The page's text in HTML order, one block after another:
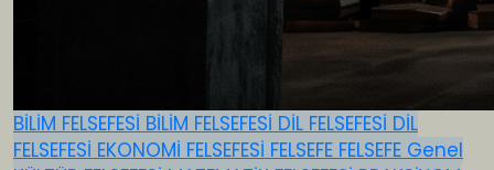
BİLİM FELSEFESİ BİLİM FELSEFESİ DİL FELSEFESİ DİL
FELSEFESİ EKONOMİ FELSEFESİ FELSEFE FELSEFE Genel